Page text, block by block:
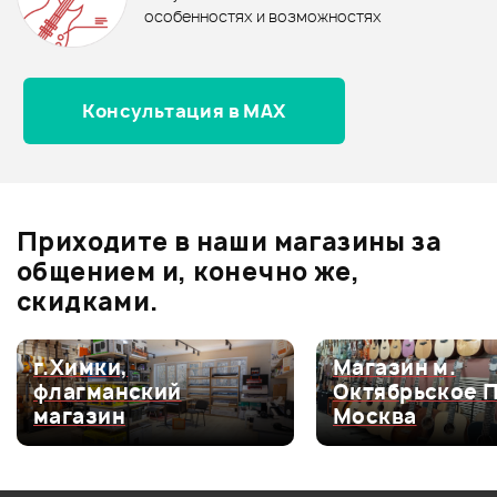
0.0
Оценка5
Оценка4
Оценка1
Мой отзыв о товаре
Ваша оценка:
особенностях и возможностях
Консультация в MAX
Приходите в наши магазины за
общением и, конечно же,
скидками.
г.Химки,
флагманский
магазин
Магазин м.
Октябрьское
Москва